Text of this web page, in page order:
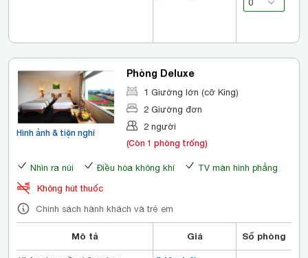
Hình ảnh & tiện nghi
Phòng Deluxe
1 Giường lớn (cỡ King)
2 Giường đơn
2 người
(Còn 1 phòng trống)
Nhìn ra núi Điều hòa không khí
TV màn hình phẳng
Không hút thuốc
Chính sách hành khách và trẻ em
Mô tả Giá Số phòng